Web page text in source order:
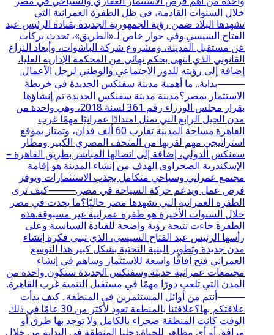
خلال السنوات القادمة، في ظل الطفرة العمرانية التي
تشهدها البلاد ضمن رؤية الجمهورية الجديدة بقيادة الرئيس عبد
الفتاح السيسي.وفي حوار خاص لـ«الطريق»، تحدث بركات
عن مستقبل المدينة، ومشروع شركة الباشوات، وأبعاد النزاع
القانوني الذي انتهى بحكم نهائي من المحكمة الإدارية العليا،
إضافة إلى رؤيته للدور الاجتماعي والوطني لرجل الأعمال.
⸻بداية.. ما أهمية مدينة سفنكس الجديدة في خريطة
الاستثمار بمصر؟مدينة مدينة سفنكس الجديدة تم إنشاؤها
بقرار مجلس الوزراء رقم 361 لسنة 2018، وهي واحدة من
مدن الجيل الرابع التي تمثل امتدادًا عمرانيًا مهمًا غرب
القاهرة.مساحة المدينة تقارب 60 ألف فدان، وتمتاز بموقع
استراتيجي مهم لقربها من المتحف المصري الكبير ومطار
سفنكس الدولي، إضافة إلى اتصالها المباشر بطريق القاهرة –
الإسكندرية الصحراوي.الهدف من إنشاء المدينة هو إقامة
مجتمع عمراني وسياحي متكامل يجذب الاستثمارات ويوفر
فرص عمل ويدعم حركة السياحة في مصر.⸻كيف ترى
الطفرة العمرانية التي تشهدها مصر حاليًا؟ما يحدث في مصر
خلال السنوات الأخيرة هو طفرة عمرانية غير مسبوقة.هذه
الطفرة جاءت نتيجة رؤية واضحة للقيادة السياسية وعلى
رأسها الرئيس عبد الفتاح السيسي، الذي تبنى فكرة إنشاء
مدن جديدة وتطوير البنية التحتية بشكل كبير.هذا التوسع
العمراني فتح آفاقًا واسعة للاستثمار وساهم في إنشاء
مجتمعات عمرانية حديثة.وسفنكس الجديدة ستكون واحدة من
المدن التي تلعب دورًا مهمًا في مستقبل التنمية غرب القاهرة.
⸻أنتم من أوائل المستثمرين في المنطقة.. كيف بدأت
علاقتكم بها؟علاقتنا بالمنطقة تعود لأكثر من 30 عامًا.في ذلك
الوقت كانت المنطقة صحراء بالكامل ولا توجد بها طرق أو
مرافق أو أي مظاهر للحياة.دخلنا المنطقة في البداية من خلال